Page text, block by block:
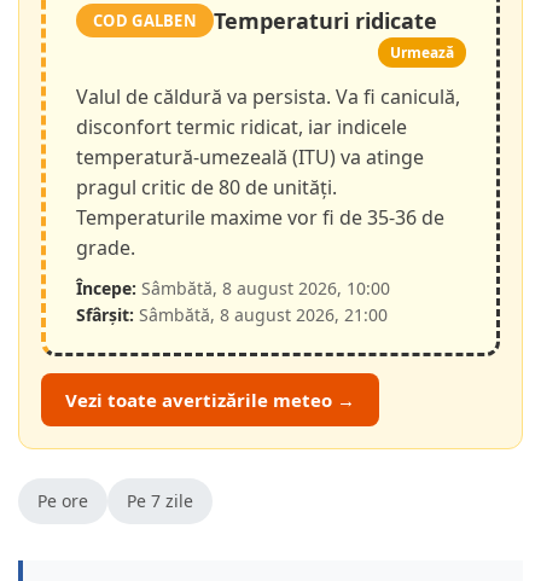
COD GALBEN Temperaturi ridicate
Urmează
Valul de căldură va persista. Va fi caniculă,
disconfort termic ridicat, iar indicele
temperatură-umezeală (ITU) va atinge
pragul critic de 80 de unități.
Temperaturile maxime vor fi de 35-36 de
grade.
Începe: Sâmbătă, 8 august 2026, 10:00
Sfârșit: Sâmbătă, 8 august 2026, 21:00
Vezi toate avertizările meteo →
Pe ore Pe 7 zile